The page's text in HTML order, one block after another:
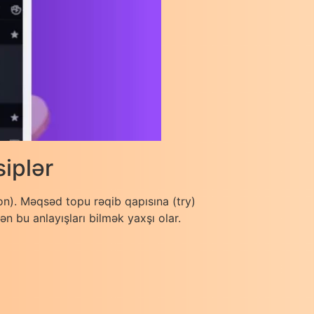
Məqsəd topu rəqib qapısına (try)
bu anlayışları bilmək yaxşı olar.